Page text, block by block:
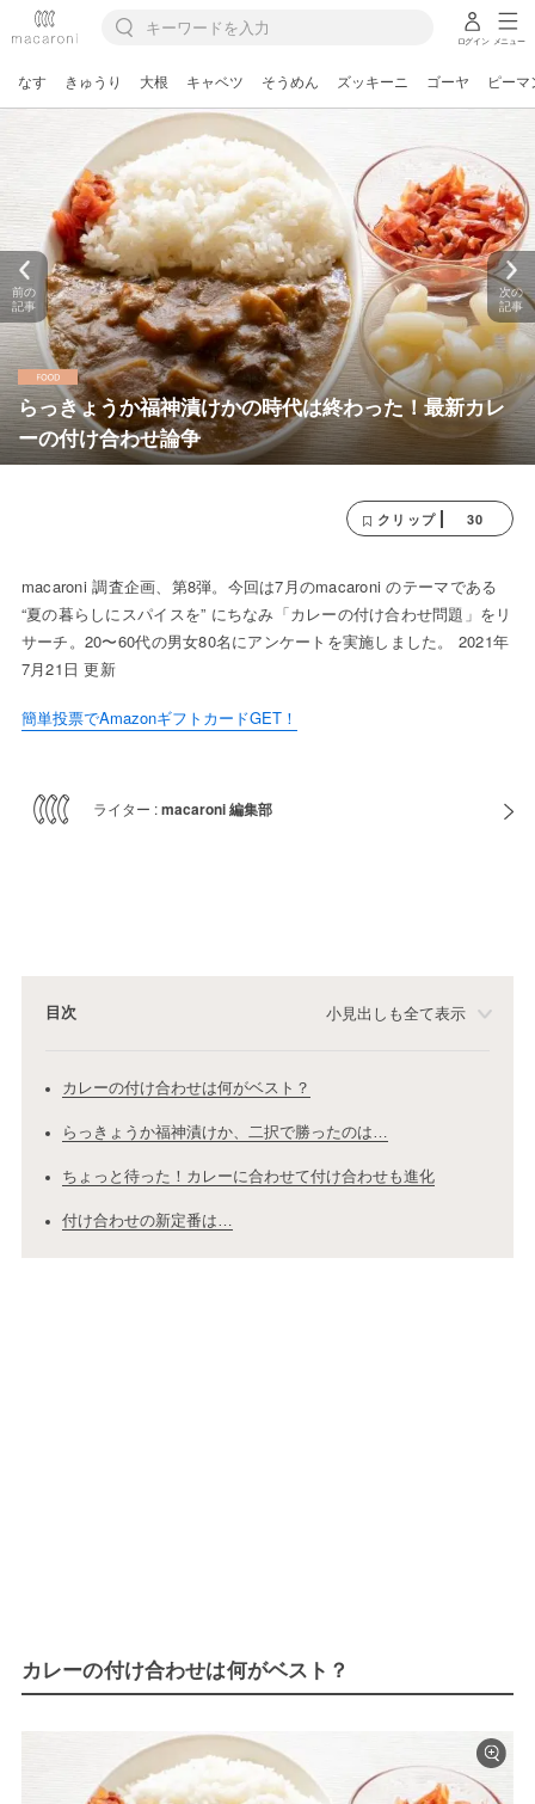
ログイン メニュー
なす きゅうり 大根 キャベツ そうめん ズッキーニ ゴーヤ ピーマ
らっきょうか福神漬けかの時代は終わった！最新カレ
ーの付け合わせ論争
前の
記事
次の
記事
クリップ 30
macaroni 調査企画、第8弾。今回は7月のmacaroni のテーマである
“夏の暮らしにスパイスを” にちなみ「カレーの付け合わせ問題」をリ
サーチ。20〜60代の男女80名にアンケートを実施しました。 2021年
7月21日 更新
簡単投票でAmazonギフトカードGET！
ライター :macaroni 編集部
目次 小見出しも全て表示
カレーの付け合わせは何がベスト？
らっきょうか福神漬けか、二択で勝ったのは…
ちょっと待った！カレーに合わせて付け合わせも進化
付け合わせの新定番は…
カレーの付け合わせは何がベスト？